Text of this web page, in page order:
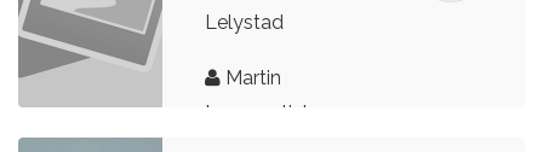
Lelystad
Martin
Lammertink